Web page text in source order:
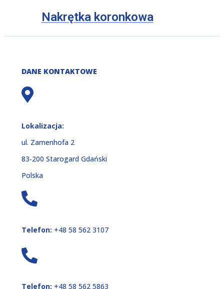
Nakrętka koronkowa
DANE KONTAKTOWE
Lokalizacja:
ul. Zamenhofa 2
83‑200 Starogard Gdański
Polska
Telefon: +48 58 562 3107
Telefon: +48 58 562 5863